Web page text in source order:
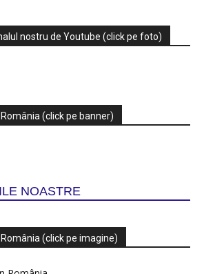
nostru de Youtube (click pe foto)
(click pe banner)
NOASTRE
(click pe imagine)